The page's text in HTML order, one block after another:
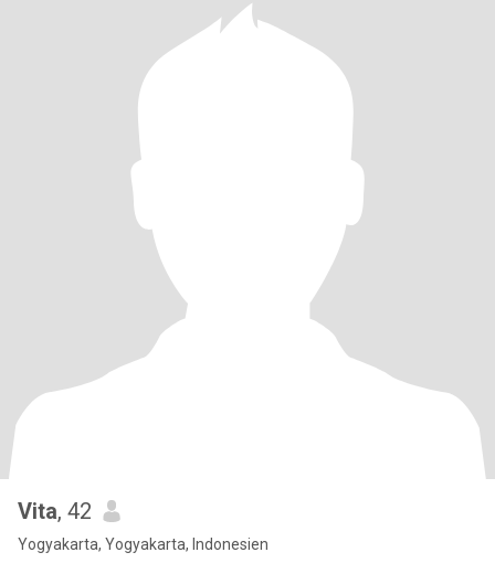
Vita, 42
Yogyakarta, Yogyakarta, Indonesien